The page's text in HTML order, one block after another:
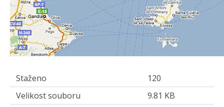
Staženo
120
Velikost souboru
9.81 KB